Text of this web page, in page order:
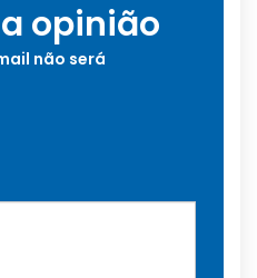
opinião
não será